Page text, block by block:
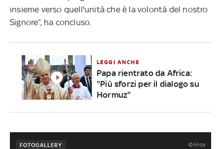
insieme verso quell'unità che è la volontà del nostro
Signore”, ha concluso.
LEGGI ANCHE
Papa rientrato da Africa:
"Più sforzi per il dialogo su
Hormuz"
FOTOGALLERY ©Ansa